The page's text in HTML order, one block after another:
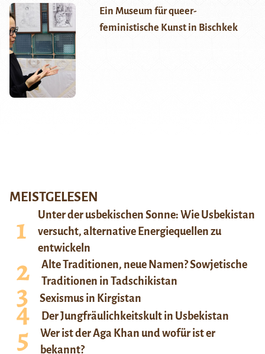
Ein Museum für queer-
feministische Kunst in Bischkek
MEISTGELESEN
Unter der usbekischen Sonne: Wie Usbekistan
versucht, alternative Energiequellen zu
entwickeln
Alte Traditionen, neue Namen? Sowjetische
Traditionen in Tadschikistan
Sexismus in Kirgistan
Der Jungfräulichkeitskult in Usbekistan
Wer ist der Aga Khan und wofür ist er
bekannt?